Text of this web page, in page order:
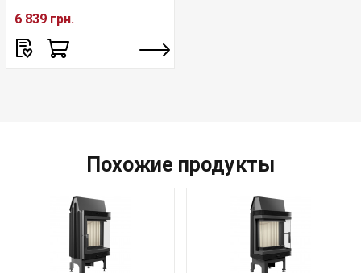
6 839 грн.
Похожие продукты